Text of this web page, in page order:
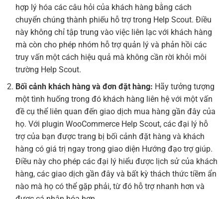
hợp lý hóa các câu hỏi của khách hàng bằng cách
chuyển chúng thành phiếu hỗ trợ trong Help Scout. Điều
này không chỉ tập trung vào việc liên lạc với khách hàng
mà còn cho phép nhóm hỗ trợ quản lý và phản hồi các
truy vấn một cách hiệu quả mà không cần rời khỏi môi
trường Help Scout.
Bối cảnh khách hàng và đơn đặt hàng: Hãy tưởng tượng
một tình huống trong đó khách hàng liên hệ với một vấn
đề cụ thể liên quan đến giao dịch mua hàng gần đây của
họ. Với plugin WooCommerce Help Scout, các đại lý hỗ
trợ của bạn được trang bị bối cảnh đặt hàng và khách
hàng có giá trị ngay trong giao diện Hướng đạo trợ giúp.
Điều này cho phép các đại lý hiểu được lịch sử của khách
hàng, các giao dịch gần đây và bất kỳ thách thức tiềm ẩn
nào mà họ có thể gặp phải, từ đó hỗ trợ nhanh hơn và